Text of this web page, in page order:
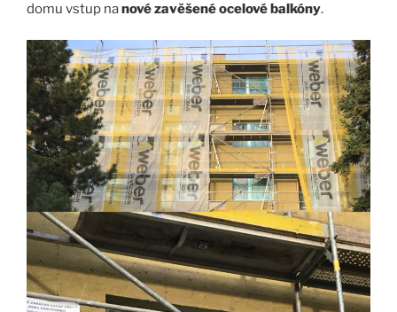
domu vstup nanové zavěšené ocelové balkóny.